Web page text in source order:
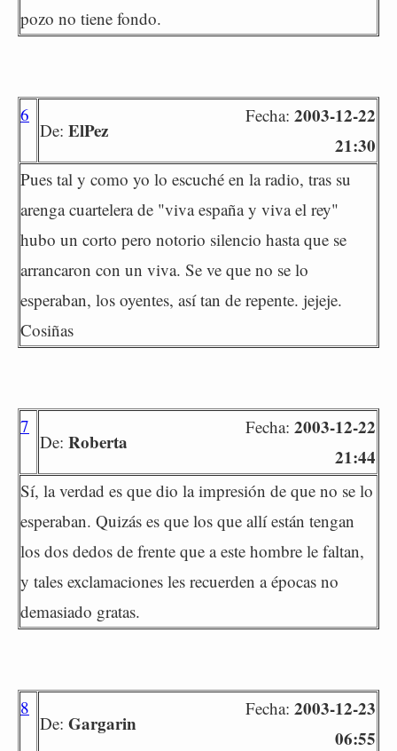
pozo no tiene fondo.
6
De: ElPez
Fecha: 2003-12-22
21:30
Pues tal y como yo lo escuché en la radio, tras su
arenga cuartelera de "viva españa y viva el rey"
hubo un corto pero notorio silencio hasta que se
arrancaron con un viva. Se ve que no se lo
esperaban, los oyentes, así tan de repente. jejeje.
Cosiñas
7
De: Roberta
Fecha: 2003-12-22
21:44
Sí, la verdad es que dio la impresión de que no se lo
esperaban. Quizás es que los que allí están tengan
los dos dedos de frente que a este hombre le faltan,
y tales exclamaciones les recuerden a épocas no
demasiado gratas.
8
De: Gargarin
Fecha: 2003-12-23
06:55